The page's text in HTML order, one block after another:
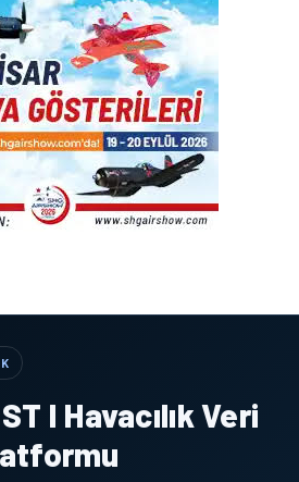
I Havacılık Veri